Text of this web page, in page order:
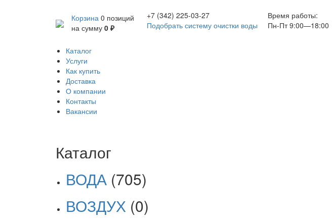
Корзина0 позиций
на сумму 0 ₽
+7 (342) 225-03-27
Подобрать систему очистки воды
Время работы:
Пн-Пт 9:00—18:00
Каталог
Услуги
Как купить
Доставка
О компании
Контакты
Вакансии
Каталог
ВОДА (705)
ВОЗДУХ (0)